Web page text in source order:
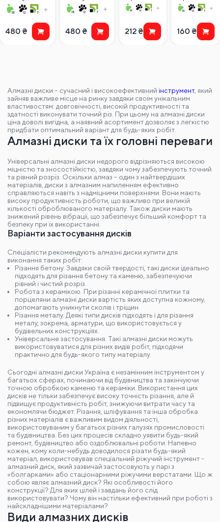
рез 45 градусов
480 ₴
різ 45 градусів
480 ₴ 212
Алмазні диски – сучасний і високоефективний інструмент, який
зайняв важливе місце на ринку завдяки своїм унікальним
властивостям: довговічності, високій продуктивності та
здатності виконувати точний різ. При цьому на алмазні диски
ціна доволі вигідна, а наявний асортимент дозволяє з легкістю
придбати оптимальний варіант для будь-яких робіт.
Алмазні диски та їх головні переваги
Універсальні алмазні диски недорого відрізняються високою
міцністю та зносостійкістю, завдяки чому забезпечують точний
та рівний розріз. Оскільки алмаз – один з найтвердіших
матеріалів, диски з алмазним напиленням ефективно
справляються навіть з надміцними поверхнями. Вони мають
високу продуктивність роботи, що важливо при великій
кількості оброблюваного матеріалу. Також диски мають
знижений рівень вібрації, що забезпечує більший комфорт та
безпеку при їх використанні.
Варіанти застосування дисків
Спеціалісти рекомендують алмазні диски купити для
виконання таких робіт:
Різання бетону. Завдяки своїй твердості, такі диски ідеально
підходять для різання бетону та каменю, забезпечуючи
рівний і чистий розріз.
Робота з керамікою. При різанні керамічної плитки та
порцеляни алмазні диски вартість яких доступна кожному,
допомагають уникнути сколів і тріщин.
Різання металу. Деякі типи дисків підходять і для різання
металу, зокрема, арматури, що використовується у
будівельних конструкціях.
Універсальне застосування. Такі алмазні диски можуть
використовуватися для різних видів робіт, підходячи
практично для будь-якого типу матеріалу.
Сьогодні алмазні диски Україна є незамінним інструментом у
багатьох сферах, починаючи від будівництва та закінчуючи
точною обробкою каменю та кераміки. Використання цих
дисків не тільки забезпечує високу точність різання, але й
підвищує продуктивність робіт, знижуючи витрати часу та
економлячи бюджет. Різання, шліфування та інша обробка
різних матеріалів є важливим видом діяльності,
використовуваним у багатьох різних галузях промисловості
та будівництва. Без цих процесів складно уявити будь-який
ремонт, будівництво або оздоблювальні роботи. Напевно
кожен, кому коли-небудь доводилося різати будь-який
матеріал, використовував спеціальний ріжучий інструмент -
алмазний диск, який зазвичай застосовують у парі з
«болгарками» або стаціонарними ріжучими верстатами. Що ж
собою являє алмазний диск? Які особливості його
конструкції? Для яких цілей і завдань його слід
використовувати? Чому він настільки ефективний при роботі з
найскладнішими матеріалами?
Види алмазних дисків